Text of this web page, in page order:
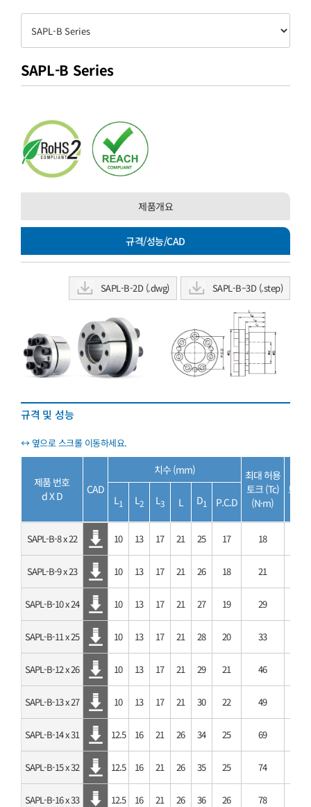
SAPL-B Series
제품개요
규격/성능/CAD
SAPL-B-2D (.dwg) SAPL-B–3D (.step)
규격 및 성능
제품 번호
d X D
CAD
치수 (mm)
최대 허용
토크 (Tc)
(N·m)
트러
L 1 L2 L 3 L D1 P.C.D
SAPL-B-8 x 22 10 13 17 21 25 17 18
SAPL-B-9 x 23 10 13 17 21 26 18 21
SAPL-B-10 x 24 10 13 17 21 27 19 29
SAPL-B-11 x 25 10 13 17 21 28 20 33
SAPL-B-12 x 26 10 13 17 21 29 21 46
SAPL-B-13 x 27 10 13 17 21 30 22 49
SAPL-B-14 x 31 12.5 16 21 26 34 25 69
SAPL-B-15 x 32 12.5 16 21 26 35 25 74
SAPL-B-16 x 33 12.5 16 21 26 36 26 78